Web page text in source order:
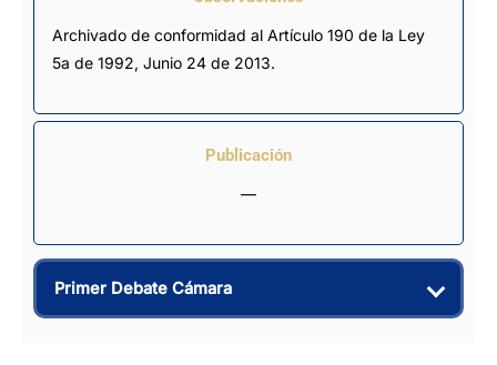
Archivado de conformidad al Artículo 190 de la Ley
5a de 1992, Junio 24 de 2013.
Publicación
—
Primer Debate Cámara